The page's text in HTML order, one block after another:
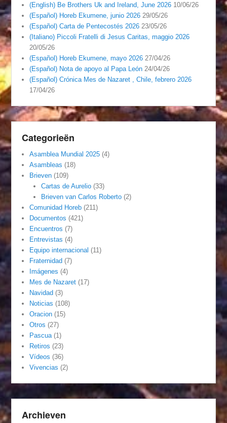
(English) Be Brothers Uk and Ireland, June 2026 10/06/26
(Español) Horeb Ekumene, junio 2026 29/05/26
(Español) Carta de Pentecostés 2026 23/05/26
(Italiano) Piccoli Fratelli di Jesus Caritas, maggio 2026
20/05/26
(Español) Horeb Ekumene, mayo 2026 27/04/26
(Español) Nota de apoyo al Papa León 24/04/26
(Español) Crónica Mes de Nazaret , Chile, febrero 2026
17/04/26
Categorieën
Asamblea Mundial 2025 (4)
Asambleas (18)
Brieven (109)
Cartas de Aurelio(33)
Brieven van Carlos Roberto(2)
Comunidad Horeb (211)
Documentos (421)
Encuentros (7)
Entrevistas (4)
Equipo internacional (11)
Fraternidad (7)
Imágenes (4)
Mes de Nazaret (17)
Navidad (3)
Noticias (108)
Oracion (15)
Otros (27)
Pascua (1)
Retiros (23)
Vídeos (36)
Vivencias (2)
Archieven